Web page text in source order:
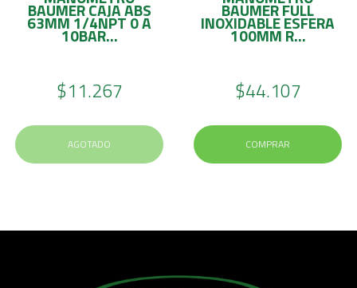
BAUMER CAJA ABS
63MM 1/4NPT 0 A
10BAR...
$11.267
AGOTADO
BAUMER FULL
INOXIDABLE ESFERA
100MM R...
$44.107
COMPRAR